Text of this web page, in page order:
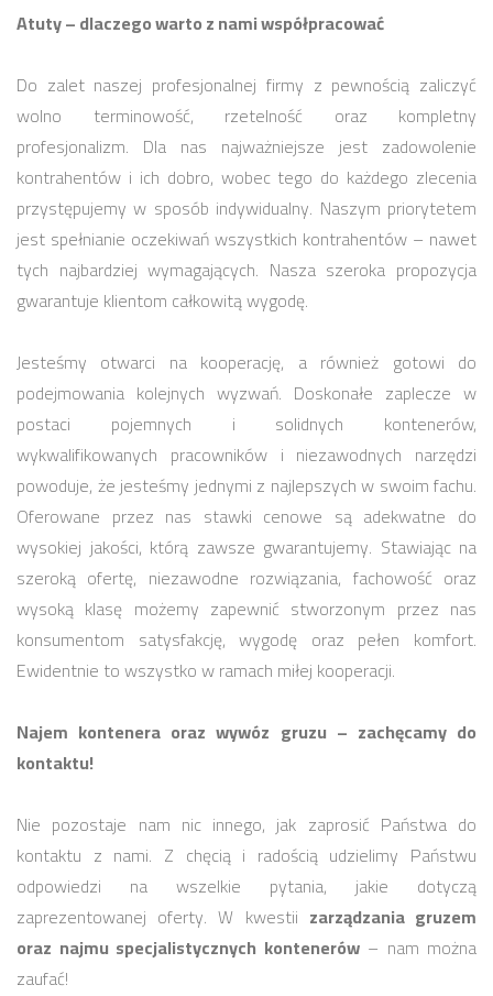
Atuty – dlaczego warto z nami współpracować
Do zalet naszej profesjonalnej firmy z pewnością zaliczyć
wolno terminowość, rzetelność oraz kompletny
profesjonalizm. Dla nas najważniejsze jest zadowolenie
kontrahentów i ich dobro, wobec tego do każdego zlecenia
przystępujemy w sposób indywidualny. Naszym priorytetem
jest spełnianie oczekiwań wszystkich kontrahentów – nawet
tych najbardziej wymagających. Nasza szeroka propozycja
gwarantuje klientom całkowitą wygodę.
Jesteśmy otwarci na kooperację, a również gotowi do
podejmowania kolejnych wyzwań. Doskonałe zaplecze w
postaci pojemnych i solidnych kontenerów,
wykwalifikowanych pracowników i niezawodnych narzędzi
powoduje, że jesteśmy jednymi z najlepszych w swoim fachu.
Oferowane przez nas stawki cenowe są adekwatne do
wysokiej jakości, którą zawsze gwarantujemy. Stawiając na
szeroką ofertę, niezawodne rozwiązania, fachowość oraz
wysoką klasę możemy zapewnić stworzonym przez nas
konsumentom satysfakcję, wygodę oraz pełen komfort.
Ewidentnie to wszystko w ramach miłej kooperacji.
Najem kontenera oraz wywóz gruzu – zachęcamy do
kontaktu!
Nie pozostaje nam nic innego, jak zaprosić Państwa do
kontaktu z nami. Z chęcią i radością udzielimy Państwu
odpowiedzi na wszelkie pytania, jakie dotyczą
zaprezentowanej oferty. W kwestii zarządzania gruzem
oraz najmu specjalistycznych kontenerów– nam można
zaufać!